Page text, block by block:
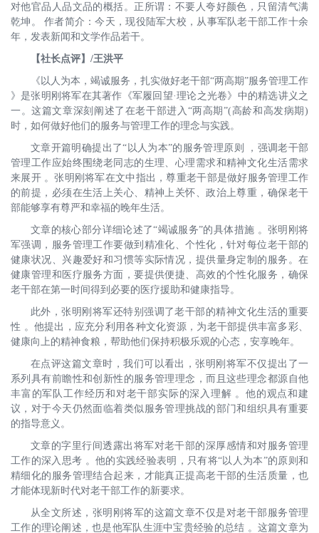
对他官品人品文品的概括。正所谓：不要人夸好颜色，只留清气满
乾坤。 作者简介：今天，现役陆军大校，从事军队老干部工作十余
年，发表新闻和文学作品若干。
【社长点评】/王洪平
《以人为本，竭诚服务，扎实做好老干部“两高期”服务管理工作
》是张明刚将军在其著作《军履回望·理论之光卷》中的精选讲义之
一。这篇文章深刻阐述了在老干部进入“两高期”(高龄和高发病期)
时，如何做好他们的服务与管理工作的理念与实践。
文章开篇明确提出了“以人为本”的服务管理原则 ，强调老干部
管理工作应始终围绕老同志的生理、心理需求和精神文化生活需求
来展开 。张明刚将军在文中指出，尊重老干部是做好服务管理工作
的前提，必须在生活上关心、精神上关怀、政治上尊重，确保老干
部能够享有尊严和幸福的晚年生活。
文章的核心部分详细论述了“竭诚服务”的具体措施 。张明刚将
军强调，服务管理工作要做到精准化、个性化，针对每位老干部的
健康状况、兴趣爱好和习惯等实际情况，提供量身定制的服务。在
健康管理和医疗服务方面，要提供便捷、高效的个性化服务，确保
老干部在第一时间得到必要的医疗援助和健康指导。
此外，张明刚将军还特别强调了老干部的精神文化生活的重要
性 。他提出，应充分利用各种文化资源，为老干部提供丰富多彩、
健康向上的精神食粮，帮助他们保持积极乐观的心态，安享晚年。
在点评这篇文章时，我们可以看出，张明刚将军不仅提出了一
系列具有前瞻性和创新性的服务管理理念，而且这些理念都源自他
丰富的军队工作经历和对老干部实际的深入理解 。他的观点和建
议，对于今天仍然面临着类似服务管理挑战的部门和组织具有重要
的指导意义。
文章的字里行间透露出将军对老干部的深厚感情和对服务管理
工作的深入思考 。他的实践经验表明，只有将“以人为本”的原则和
精细化的服务管理结合起来，才能真正提高老干部的生活质量，也
才能体现新时代对老干部工作的新要求。
从全文所述，张明刚将军的这篇文章不仅是对老干部服务管理
工作的理论阐述，也是他军队生涯中宝贵经验的总结 。这篇文章为